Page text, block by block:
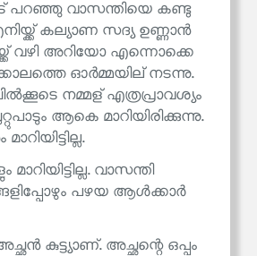
പറഞ്ഞു വാസന്തിയെ കണ്ടു
കല്യാണ സദ്യ ഉണ്ണാൻ
വഴി അറിയോ എന്നൊക്കെ
ഓർമ്മയില് നടന്നു.
നമ്മള് എത്രപ്രാവശ്യം
ആകെ മാറിയിരിക്കുന്നു.
വാസന്തി
പഴയ ആൾക്കാർ
കുട്ട്യാണ്. അച്ഛന്റെ ഒപ്പം